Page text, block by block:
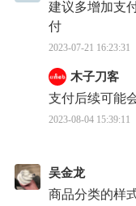
建议多增加支
付
2023-07-21 16:23:31
木子刀客
支付后续可能
2023-08-04 15:39:11
吴金龙
商品分类的样